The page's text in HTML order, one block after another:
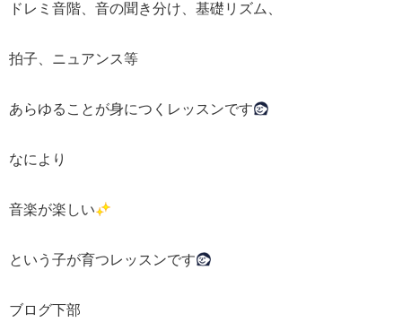
ドレミ音階、音の聞き分け、基礎リズム、
拍子、ニュアンス等
あらゆることが身につくレッスンです
なにより
音楽が楽しい
という子が育つレッスンです
ブログ下部